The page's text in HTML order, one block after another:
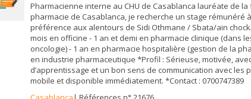
Pharmacienne interne au CHU de Casablanca lauréate de
pharmacie de Casablanca, je recherche un stage rémunéré
préférence aux alentours de Sidi Othmane / Sbata/ain
mois en officine - 1 an et demi en pharmacie clinique (dans
oncologie) - 1 an en pharmacie hospitalière (gestion de la
en industrie pharmaceutique *Profil : Sérieuse, motivée,
d’apprentissage et un bon sens de communication avec
mobile et disponible immédiatement. *Contact : 0700747389